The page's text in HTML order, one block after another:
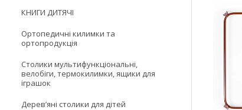
КНИГИ ДИТЯЧІ
Ортопедичні килимки та
ортопродукція
Столики мультифункціональні,
велобіги, термокилимки, ящики для
іграшок
Деревʼяні столики для дітей